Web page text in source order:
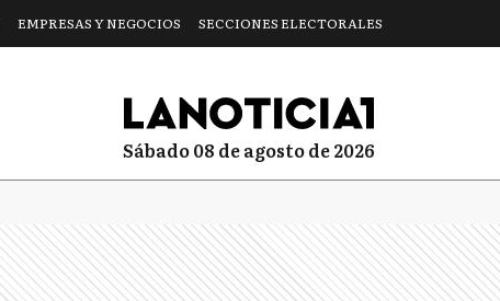
EMPRESAS Y NEGOCIOS SECCIONES ELECTORALES
sábado 08 de agosto de 2026